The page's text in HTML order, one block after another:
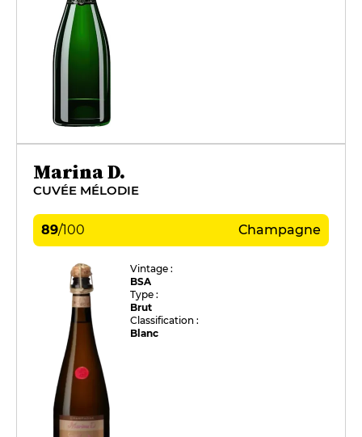
Marina D.
CUVÉE MÉLODIE
89/100 Champagne
Vintage :
BSA
Type :
Brut
Classification :
Blanc